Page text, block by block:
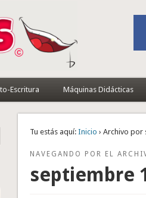
Escritura Máquinas Didácticas
Tu estás aquí: Inicio › Archivo por
NAVEGANDO POR EL
septiembre